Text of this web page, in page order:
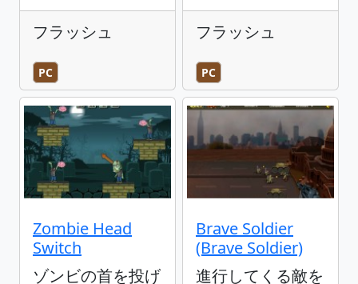
フラッシュ
PC
フラッシュ
PC
Zombie Head
Switch
ゾンビの首を投げ
Brave Soldier
(Brave Soldier)
進行してくる敵を